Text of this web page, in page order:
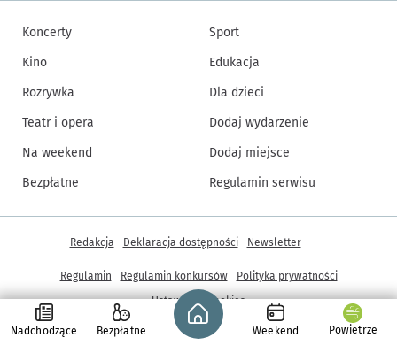
Nadchodzące Bezpłatne
Strona główna - wroclaw.pl
Weekend Powietrze
Koncerty
Kino
Rozrywka
Teatr i opera
Na weekend
Bezpłatne
Sport
Edukacja
Dla dzieci
Dodaj wydarzenie
Dodaj miejsce
Regulamin serwisu
© Copyright 2005-2026, ARAW S.A., Gmina Wrocław
Inne informacje
Redakcja Deklaracja dostępności Newsletter
Regulamin Regulamin konkursów
Polityka prywatności
Ustawienia cookies